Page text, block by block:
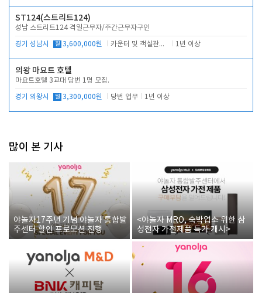
ST124(스트리트124)
성남 스트리트124 격일근무자/주간근무자구인
경기 성남시 월 3,600,000원 카운터 및 객실관리 전반 1년 이상
의왕 마요트 호텔
마요트호텔 3교대 당번 1명 모집.
경기 의왕시 월 3,300,000원 당번 업무 1년 이상
많이 본 기사
야놀자17주년 기념 야놀자 통합발
주센터 할인 프로모션 진행
<야놀자 MRO, 숙박업소 위한 삼
성전자 가전제품 특가 개시>